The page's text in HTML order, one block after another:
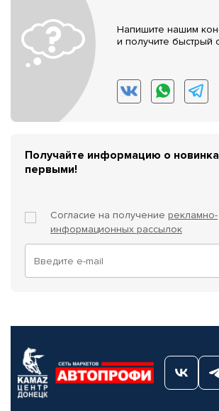
Напишите нашим
и получите быстрый
Получайте информацию о
первыми!
Согласие на получение рекламно-
информационных рассылок